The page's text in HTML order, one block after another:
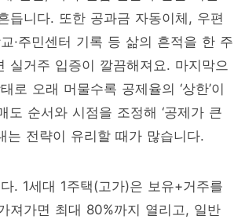
듭니다. 또한 공과금 자동이체, 우편
·주민센터 기록 등 삶의 흔적을 한 주
실거주 입증이 깔끔해져요. 마지막으
로 오래 머물수록 공제율의 ‘상한’이
도 순서와 시점을 조정해 ‘공제가 큰
는 전략이 유리할 때가 많습니다.
. 1세대 1주택(고가)은 보유+거주를
져가면 최대 80%까지 열리고, 일반